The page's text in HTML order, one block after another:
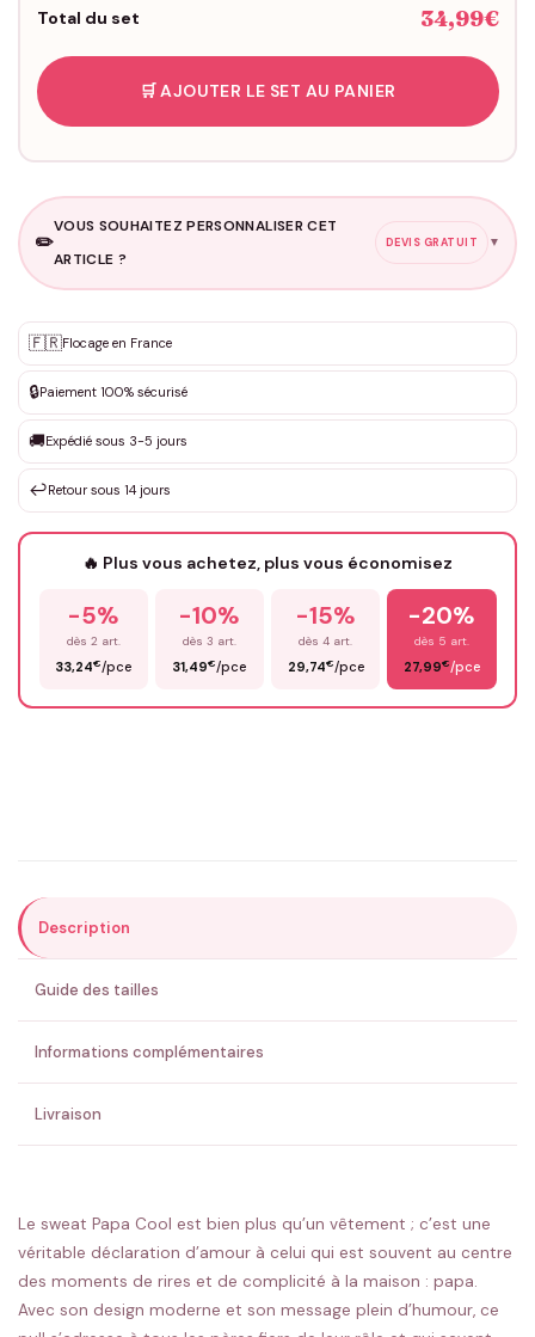
Total du set 34,99€
🛒 AJOUTER LE SET AU PANIER
✏️
VOUS SOUHAITEZ PERSONNALISER CET
ARTICLE ?
DEVIS GRATUIT ▼
✨ Personnalisation sur mesure
DEVIS GRATUIT · Personnalisation de 3 à 10€ selon la demande
Que souhaitez-vous ?*
Votre texte / idée*
Prénom*
ENVOYER MA DEMANDE ✨
💚 Retour sous 24-48h🇫🇷 Flocage en France✅ Validation avant fabrication
🇫🇷Flocage en France
🔒Paiement 100% sécurisé
🚚Expédié sous 3-5 jours
↩️Retour sous 14 jours
🔥 Plus vous achetez, plus vous économisez
-5%
dès 2 art.
33,24€/pce
-10%
dès 3 art.
31,49€/pce
-15%
dès 4 art.
29,74€/pce
-20%
dès 5 art.
27,99€/pce
Description
Guide des tailles
Informations complémentaires
Livraison
Le sweat Papa Cool est bien plus qu’un vêtement ; c’est une
véritable déclaration d’amour à celui qui est souvent au centre
des moments de rires et de complicité à la maison : papa.
Avec son design moderne et son message plein d’humour, ce